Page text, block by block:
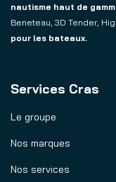
nautisme haut de
Beneteau, 3D Tender,
pour les bateaux.
Services Cras
Le groupe
Nos marques
Nos services